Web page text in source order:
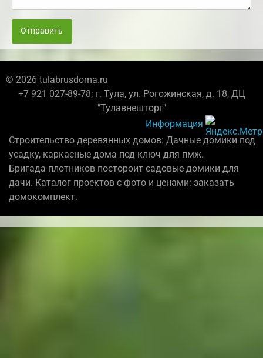
Отправить
© 2026 tulabrusdoma.ru
+7 921 027-89-78; г. Тула, ул. Рогожинская, д. 18, ДЦ
"Тулавнешторг"
Информация
Строительство деревянных домов: Дачные домики под
усадку, каркасные дома под ключ для пмж.
Бригада плотников постороит садовые домики для
дачи. Каталог проектов с фото и ценами: заказать
домокомплект.